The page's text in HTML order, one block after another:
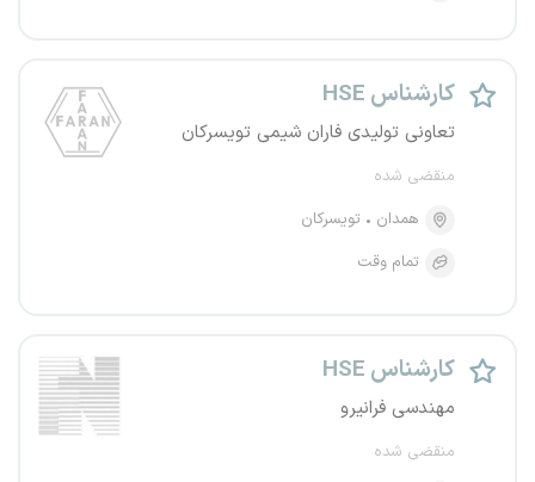
کارشناس HSE
تعاونی تولیدی فاران شیمی تویسرکان
منقضی شده
همدان
تویسرکان
تمام وقت
کارشناس HSE
مهندسی فرانیرو
منقضی شده